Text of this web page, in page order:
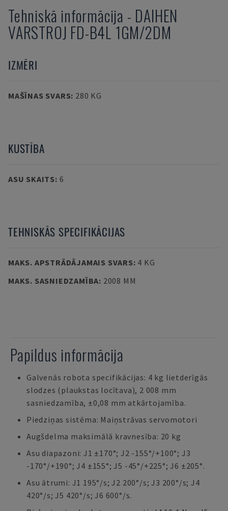
Tehniskā informācija - DAIHEN
VARSTROJ FD-B4L 1GM/2DM
IZMĒRI
MAŠĪNAS SVARS: 280 KG
KUSTĪBA
ASU SKAITS: 6
TEHNISKĀS SPECIFIKĀCIJAS
MAKS. APSTRĀDĀJAMAIS SVARS: 4 KG
MAKS. SASNIEDZAMĪBA: 2008 MM
Papildus informācija
Galvenās robota specifikācijas: 4 kg lietderīgās
slodzes (plaukstas locītava), 2 008 mm
sasniedzamība, ±0,08 mm atkārtojamība.
Piedziņas sistēma: Maiņstrāvas servomotori
Augšdelma maksimālā kravnesība: 20 kg
Asu diapazoni: J1 ±170°; J2 -155°/+100°; J3
-170°/+190°; J4 ±155°; J5 -45°/+225°; J6 ±205°.
Asu ātrumi: J1 195°/s; J2 200°/s; J3 200°/s; J4
420°/s; J5 420°/s; J6 600°/s.